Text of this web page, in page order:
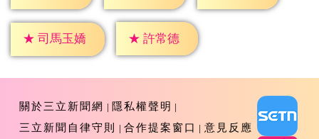
★ 司馬玉嬌 ★ 許常德
關於三立新聞網
隱私權聲明
三立新聞自律守則
合作提案窗口 意見反應